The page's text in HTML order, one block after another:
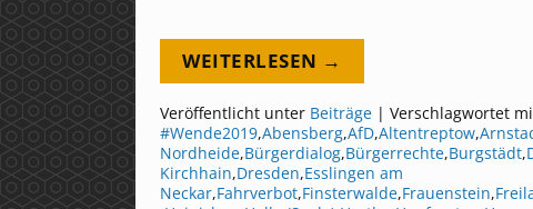
WEITERLESEN →
Veröffentlicht unter Beiträge | Verschlagwortet
#Wende2019,Abensberg,AfD,Altentreptow,
Nordheide,Bürgerdialog,Bürgerrechte,Burgstädt,
Kirchhain,Dresden,Esslingen am
Neckar,Fahrverbot,Finsterwalde,Frauenstein,